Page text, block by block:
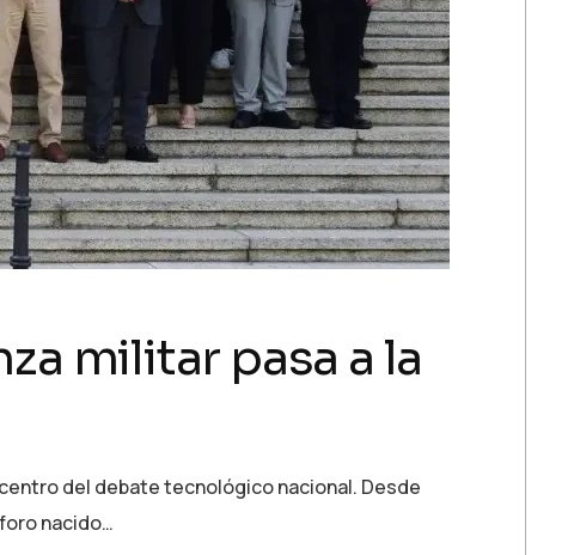
militar pasa a la
del debate tecnológico nacional. Desde
nacido…